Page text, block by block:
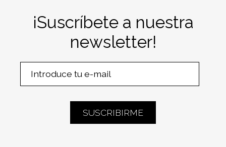
¡Suscríbete a nuestra
newsletter!